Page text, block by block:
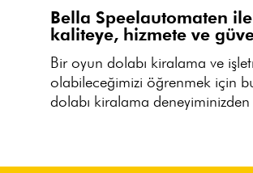
Bella Speelautomaten
kaliteye, hizmete ve
Bir oyun dolabı kiralama ve
olabileceğimizi öğrenmek için
dolabı kiralama